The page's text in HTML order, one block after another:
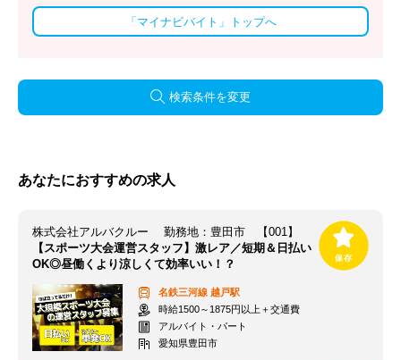
「マイナビバイト」トップへ
検索条件を変更
あなたにおすすめの求人
株式会社アルバクルー 勤務地：豊田市 【001】
【スポーツ大会運営スタッフ】激レア／短期＆日払い
OK◎昼働くより涼しくて効率いい！？
名鉄三河線 越戸駅
時給1500～1875円以上＋交通費
アルバイト・パート
愛知県豊田市